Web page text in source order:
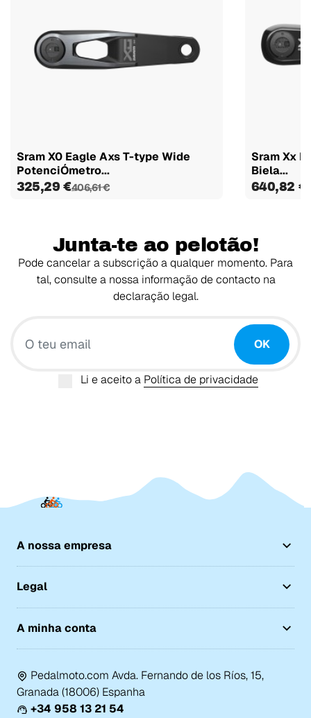
Sram X0 Eagle Axs T-type Wide
PotenciÓmetro...
325,29 €406,61 €
Sram Xx
Biela...
640,82 €
Junta-te ao pelotão!
Pode cancelar a subscrição a qualquer momento. Para
tal, consulte a nossa informação de contacto na
declaração legal.
OK
Li e aceito a Política de privacidade
A nossa empresa
Legal
A minha conta
Pedalmoto.com Avda. Fernando de los Ríos, 15,
Granada (18006) Espanha
+34 958 13 21 54